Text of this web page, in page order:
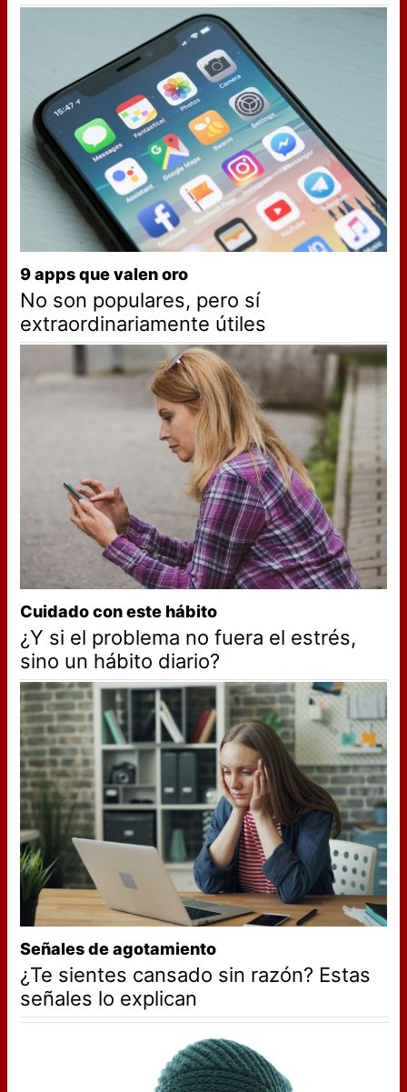
9 apps que valen oro
No son populares, pero sí
extraordinariamente útiles
Cuidado con este hábito
¿Y si el problema no fuera el estrés,
sino un hábito diario?
Señales de agotamiento
¿Te sientes cansado sin razón? Estas
señales lo explican